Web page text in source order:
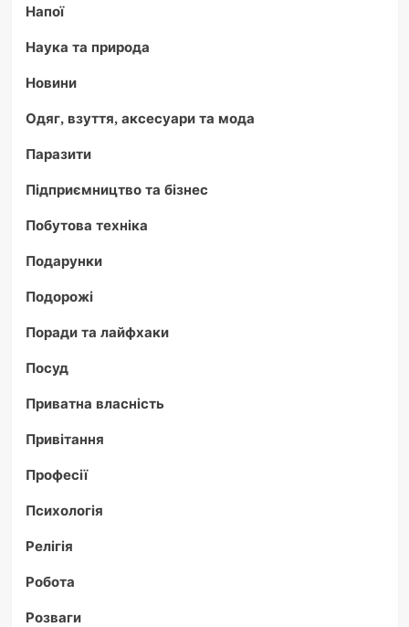
Напої
Наука та природа
Новини
Одяг, взуття, аксесуари та мода
Паразити
Підприємництво та бізнес
Побутова техніка
Подарунки
Подорожі
Поради та лайфхаки
Посуд
Приватна власність
Привітання
Професії
Психологія
Релігія
Робота
Розваги